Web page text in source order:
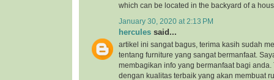
which can be located in the backyard of a
January 30, 2020 at 2:13 PM
hercules said...
artikel ini sangat bagus, terima kasih sudah
tentang furniture yang sangat bermanfaat.
membagikan info yang bermanfaat bagi anda.
dengan kualitas terbaik yang akan membuat